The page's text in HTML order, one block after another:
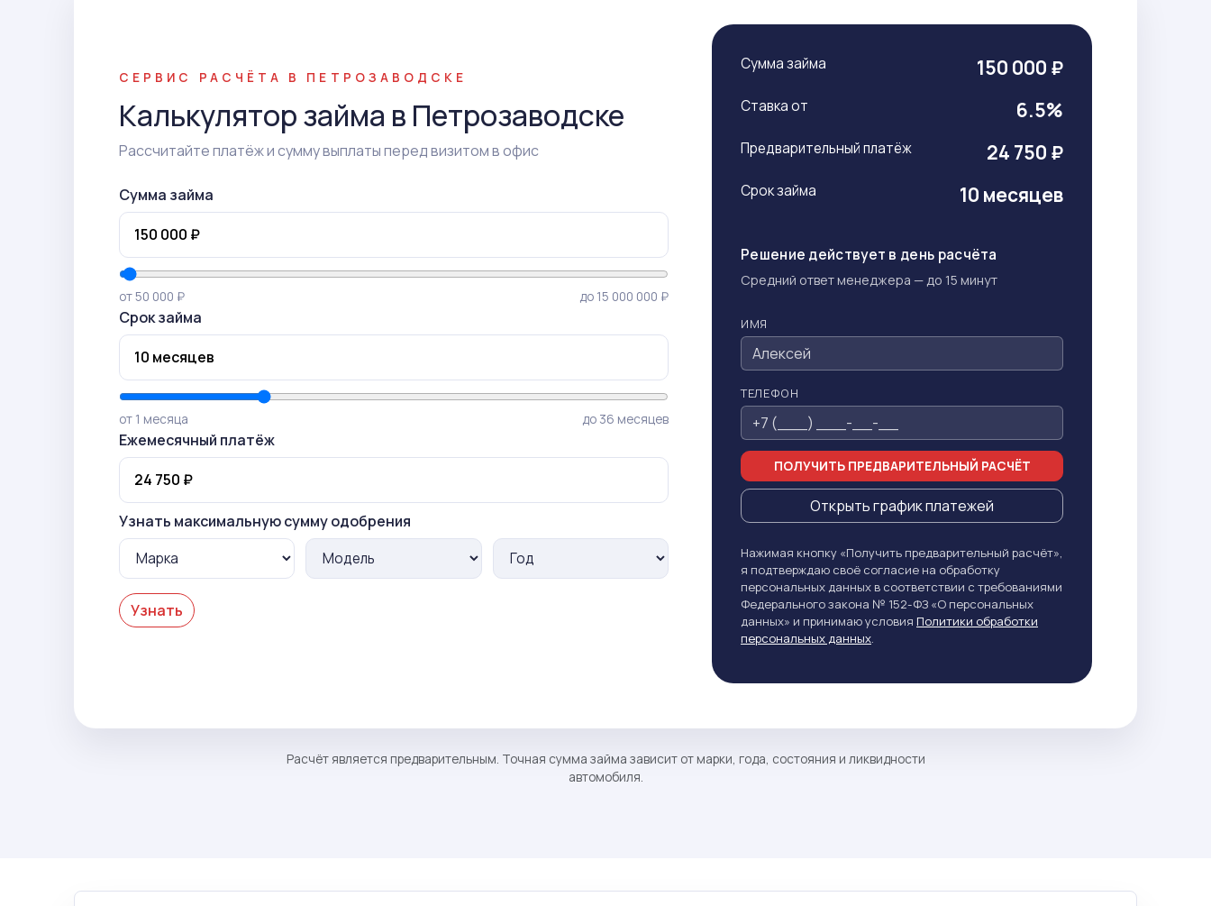
СЕРВИС РАСЧЁТА В ПЕТРОЗАВОДСКЕ
Калькулятор займа в Петрозаводске
Рассчитайте платёж и сумму выплаты перед визитом в офис
Сумма займа
от 50 000 ₽ до 15 000 000 ₽
Срок займа
от 1 месяца до 36 месяцев
Ежемесячный платёж
Узнать максимальную сумму одобрения
Узнать
Сумма займа 150 000 ₽
Ставка от 6.5%
Предварительный платёж 24 750 ₽
Срок займа 10 месяцев
Решение действует в день расчёта
Средний ответ менеджера — до 15 минут
ИМЯ
ТЕЛЕФОН
ПОЛУЧИТЬ ПРЕДВАРИТЕЛЬНЫЙ РАСЧЁТ
Открыть график платежей
Нажимая кнопку «Получить предварительный расчёт»,
я подтверждаю своё согласие на обработку
персональных данных в соответствии с требованиями
Федерального закона № 152-ФЗ «О персональных
данных» и принимаю условия Политики обработки
персональных данных.
Расчёт является предварительным. Точная сумма займа зависит от марки, года, состояния и ликвидности
автомобиля.